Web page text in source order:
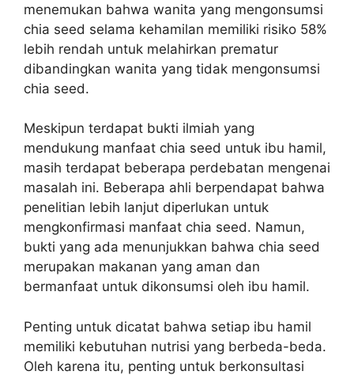
menemukan bahwa wanita yang mengonsumsi
chia seed selama kehamilan memiliki risiko 58%
lebih rendah untuk melahirkan prematur
dibandingkan wanita yang tidak mengonsumsi
chia seed.
Meskipun terdapat bukti ilmiah yang
mendukung manfaat chia seed untuk ibu hamil,
masih terdapat beberapa perdebatan mengenai
masalah ini. Beberapa ahli berpendapat bahwa
penelitian lebih lanjut diperlukan untuk
mengkonfirmasi manfaat chia seed. Namun,
bukti yang ada menunjukkan bahwa chia seed
merupakan makanan yang aman dan
bermanfaat untuk dikonsumsi oleh ibu hamil.
Penting untuk dicatat bahwa setiap ibu hamil
memiliki kebutuhan nutrisi yang berbeda-beda.
Oleh karena itu, penting untuk berkonsultasi